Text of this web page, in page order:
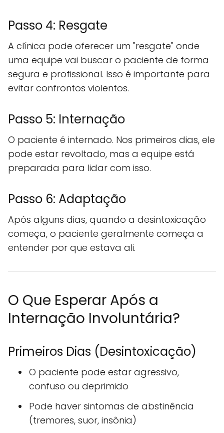
Passo 4: Resgate
A clínica pode oferecer um "resgate" onde
uma equipe vai buscar o paciente de forma
segura e profissional. Isso é importante para
evitar confrontos violentos.
Passo 5: Internação
O paciente é internado. Nos primeiros dias, ele
pode estar revoltado, mas a equipe está
preparada para lidar com isso.
Passo 6: Adaptação
Após alguns dias, quando a desintoxicação
começa, o paciente geralmente começa a
entender por que estava ali.
O Que Esperar Após a
Internação Involuntária?
Primeiros Dias (Desintoxicação)
O paciente pode estar agressivo,
confuso ou deprimido
Pode haver sintomas de abstinência
(tremores, suor, insônia)